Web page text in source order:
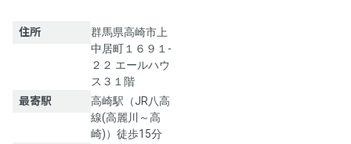
住所
群馬県高崎市上
中居町１６９１-
２２ エールハウ
ス３１階
最寄駅
高崎駅（JR八高
線(高麗川～高
崎)）徒歩15分